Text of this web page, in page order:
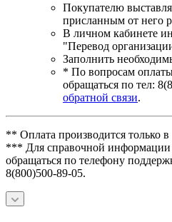
Покупателю
присланным от него
В личном кабинете
"Перевод
Заполнить
* По вопросам
обращаться по тел:
обратной связи.
** Оплата производится только
*** Для справочной информации
обращаться по телефону
8(800)500-89-05.